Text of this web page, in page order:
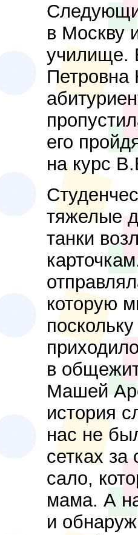
в Москву
училище.
Петровна
его
на курс
тяжелые
танки
которую
в
Машей
история
нас не
сетках
сало,
мама. А
и